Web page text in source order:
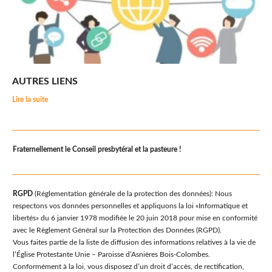
AUTRES LIENS
Lire la suite
Fraternellement le Conseil presbytéral et la pasteure !
RGPD (Réglementation générale de la protection des données): Nous
respectons vos données personnelles et appliquons la loi «Informatique et
libertés» du 6 janvier 1978 modifiée le 20 juin 2018 pour mise en conformité
avec le Règlement Général sur la Protection des Données (RGPD).
Vous faites partie de la liste de diffusion des informations relatives à la vie de
l’Église Protestante Unie – Paroisse d’Asnières Bois-Colombes.
Conformément à la loi, vous disposez d’un droit d’accès, de rectification,